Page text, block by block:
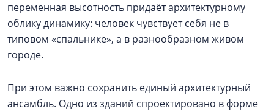
переменная высотность придаёт архитектурному
облику динамику: человек чувствует себя не в
типовом «спальнике», а в разнообразном живом
городе.
При этом важно сохранить единый архитектурный
ансамбль. Одно из зданий спроектировано в форме